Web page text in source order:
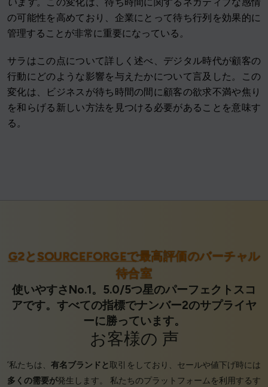
います。 この変化は、待ち時間に関するネガティブな感情
の可能性を高めており、企業にとって待ち行列を効果的に
管理することが非常に重要になっている 。
サラはこの点について詳しく述べ、デジタル時代が顧客の
行動にどのような影響を与えたかについて言及した 。
この
変化は、ビジネスが待ち時間の間に顧客の欲求不満や焦り
を和らげる新しい方法を見つける必要があることを意味す
る 。
G2とSOURCEFORGEで最高評価のバーチャル
待合室
使いやすさNo.1。5.0/5つ星のパーフェクトスコ
アです。すべての指標でナンバー2のサプライヤ
ーに勝っています。
お客様の 声
‘私たちは、有名ブランドと取引をしており、セールや値下げ時には
多くの需要が発生します。 私たちのプラットフォームを利用するす